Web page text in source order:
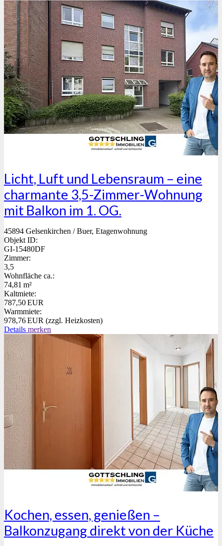
Licht, Luft und Lebensraum – eine
charmante 3,5-Zimmer-Wohnung
mit Balkon im 1. OG.
45894 Gelsenkirchen / Buer, Etagenwohnung
Objekt ID:
GI-15480DF
Zimmer:
3,5
Wohnfläche ca.:
74,81 m²
Kaltmiete:
787,50 EUR
Warmmiete:
978,76 EUR (zzgl. Heizkosten)
Details merken
Kochen, essen, genießen –
Balkonzugang direkt von der Küche